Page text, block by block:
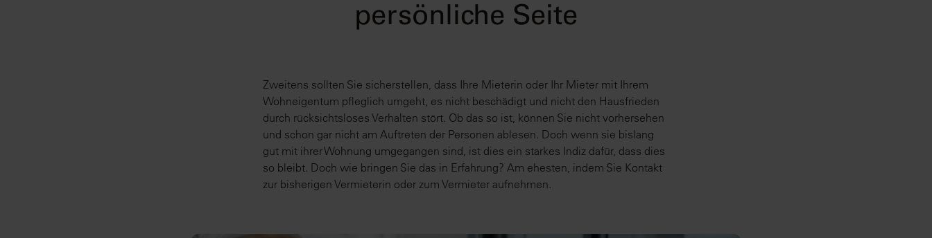
persönliche Seite
Zweitens sollten Sie sicherstellen, dass Ihre Mieterin oder Ihr Mieter mit Ihrem
Wohneigentum pfleglich umgeht, es nicht beschädigt und nicht den Hausfrieden
durch rücksichtsloses Verhalten stört. Ob das so ist, können Sie nicht vorhersehen
und schon gar nicht am Auftreten der Personen ablesen. Doch wenn sie bislang
gut mit ihrer Wohnung umgegangen sind, ist dies ein starkes Indiz dafür, dass dies
so bleibt. Doch wie bringen Sie das in Erfahrung? Am ehesten, indem Sie Kontakt
zur bisherigen Vermieterin oder zum Vermieter aufnehmen.